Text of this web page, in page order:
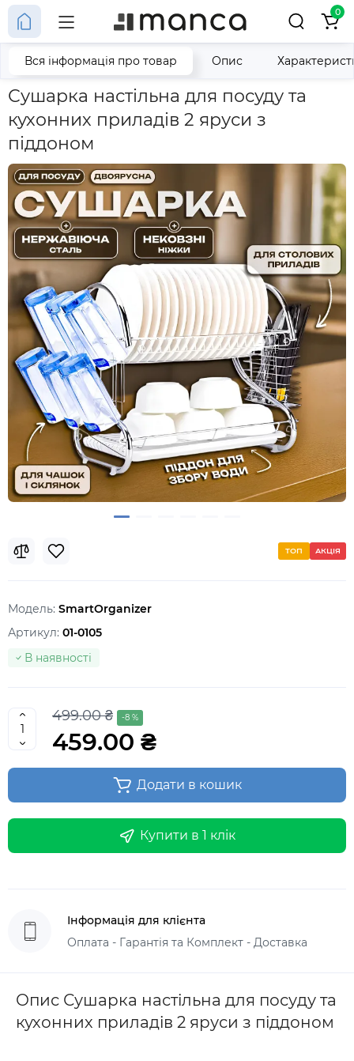
0
Головна Сушарка настільна для посуду та кухонних приладів
Сушарка настільна для посуду та
кухонних приладів 2 яруси з
піддоном
Вся інформація про товар Опис
АКЦІЯ
ТОП
Модель: SmartOrganizer
Артикул: 01-0105
В наявності
499.00 ₴ -8 %
459.00 ₴
Додати в кошик
Купити в 1 клік
Інформація для клієнта
Оплата - Гарантія та Комплект - Доставка
Опис Сушарка настільна для посуду та
кухонних приладів 2 яруси з піддоном